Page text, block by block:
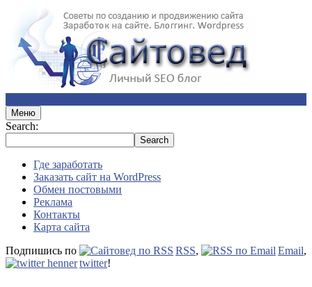
Меню
Search:
Где заработать
Заказать сайт на WordPress
Обмен постовыми
Реклама
Контакты
Карта сайта
Подпишись по
RSS, Email,
twitter!